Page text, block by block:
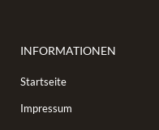
INFORMATIONEN
Startseite
Impressum